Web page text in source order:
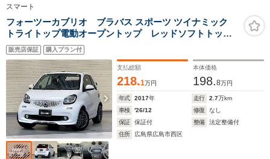
スマート
フォーツーカブリオ ブラバス スポーツ ツイナミック
トライトップ電動オープントップ レッドソフトトッ
プ BRABUSマッドグレーアルミホイール ブラック革
シート シートヒーター 衝突警告音機能 レーンキー
プアシスト BRABUSスポーツステアリング
販売店保証 購入プラン付
支払総額
218.1万円
本体価格
198.8万円
年式 2017年 走行 2.7万km
車検
'26/12 修復
なし
保証
保証付 整備
法定整備付
住所
広島県広島市西区